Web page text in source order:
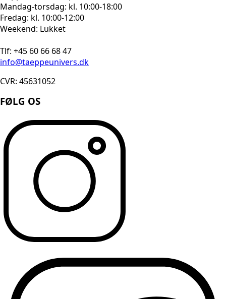
Mandag-torsdag: kl. 10:00-18:00
Fredag: kl. 10:00-12:00
Weekend: Lukket
Tlf: +45 60 66 68 47
info@taeppeunivers.dk
CVR: 45631052
FØLG OS